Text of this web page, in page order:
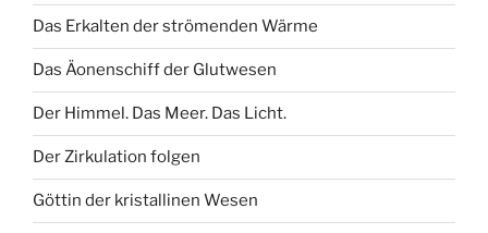
Das Erkalten der strömenden Wärme
Das Äonenschiff der Glutwesen
Der Himmel. Das Meer. Das Licht.
Der Zirkulation folgen
Göttin der kristallinen Wesen